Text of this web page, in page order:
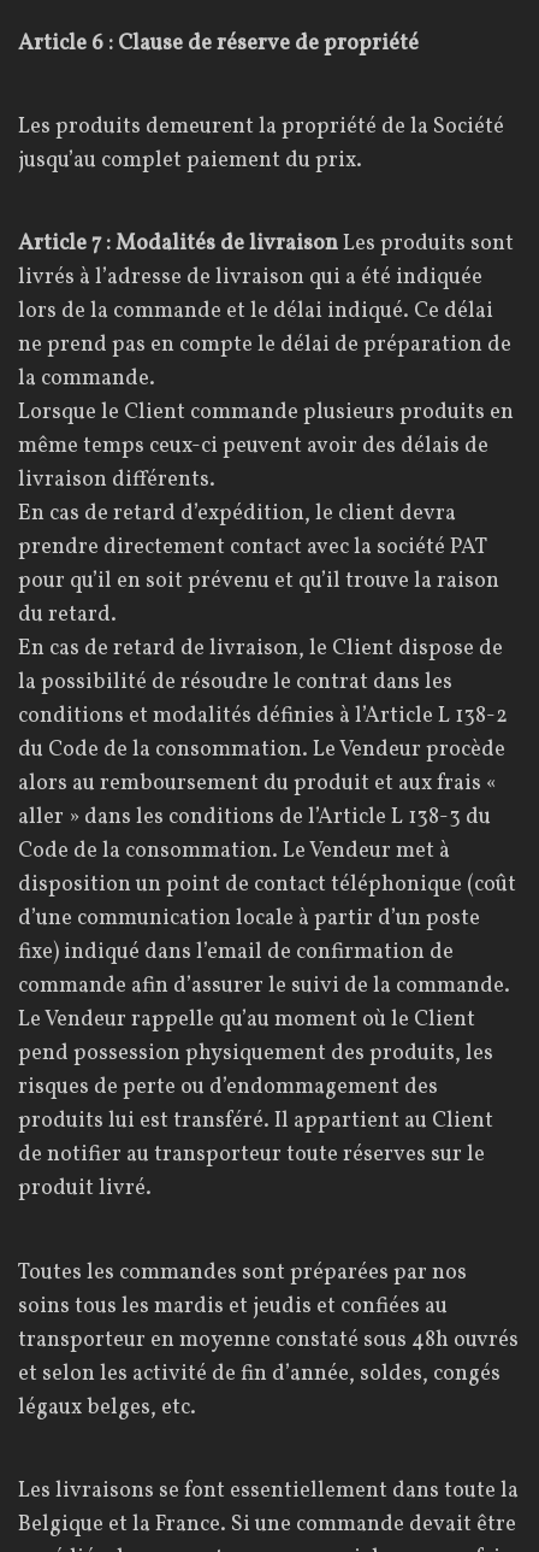
Article 6 : Clause de réserve de propriété
Les produits demeurent la propriété de la Société
jusqu’au complet paiement du prix.
Article 7 : Modalités de livraisonLes produits sont
livrés à l’adresse de livraison qui a été indiquée
lors de la commande et le délai indiqué. Ce délai
ne prend pas en compte le délai de préparation de
la commande.
Lorsque le Client commande plusieurs produits en
même temps ceux-ci peuvent avoir des délais de
livraison différents.
En cas de retard d’expédition, le client devra
prendre directement contact avec la société PAT
pour qu’il en soit prévenu et qu’il trouve la raison
du retard.
En cas de retard de livraison, le Client dispose de
la possibilité de résoudre le contrat dans les
conditions et modalités définies à l’Article L 138-2
du Code de la consommation. Le Vendeur procède
alors au remboursement du produit et aux frais «
aller » dans les conditions de l’Article L 138-3 du
Code de la consommation. Le Vendeur met à
disposition un point de contact téléphonique (coût
d’une communication locale à partir d’un poste
fixe) indiqué dans l’email de confirmation de
commande afin d’assurer le suivi de la commande.
Le Vendeur rappelle qu’au moment où le Client
pend possession physiquement des produits, les
risques de perte ou d’endommagement des
produits lui est transféré. Il appartient au Client
de notifier au transporteur toute réserves sur le
produit livré.
Toutes les commandes sont préparées par nos
soins tous les mardis et jeudis et confiées au
transporteur en moyenne constaté sous 48h ouvrés
et selon les activité de fin d’année, soldes, congés
légaux belges, etc.
Les livraisons se font essentiellement dans toute la
Belgique et la France. Si une commande devait être